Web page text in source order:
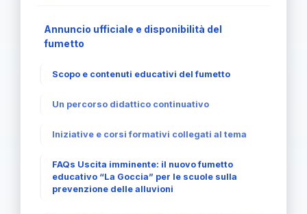
Annuncio ufficiale e disponibilità del
fumetto
Scopo e contenuti educativi del fumetto
Un percorso didattico continuativo
Iniziative e corsi formativi collegati al tema
FAQs Uscita imminente: il nuovo fumetto
educativo “La Goccia” per le scuole sulla
prevenzione delle alluvioni